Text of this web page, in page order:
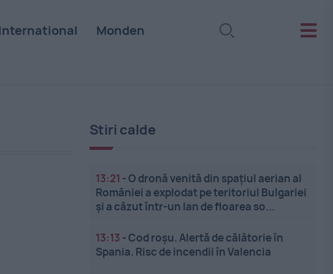
Monden
Stiri calde
13:21 -O dronă venită din spațiul aerian al
României a explodat pe teritoriul Bulgariei
și a căzut într-un lan de floarea so...
13:13 -Cod roșu. Alertă de călătorie în
Spania. Risc de incendii în Valencia